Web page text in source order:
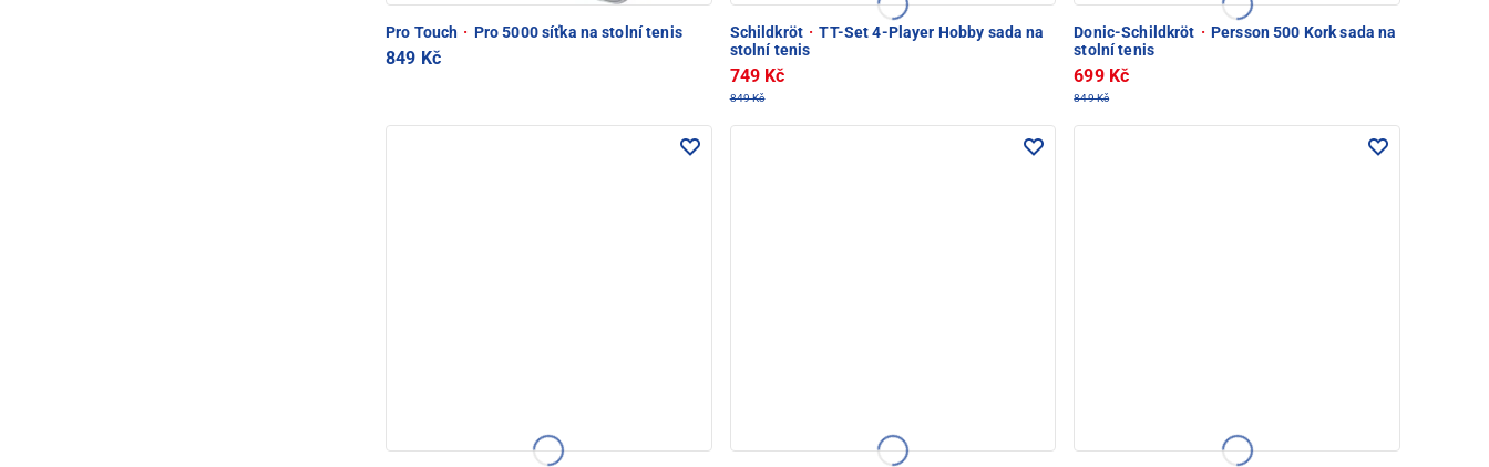
Pro Touch · Pro 5000 síťka na stolní tenis
849 Kč
Schildkröt · TT-Set 4-Player Hobby sada na
stolní tenis
749 Kč
849 Kč
Donic-Schildkröt · Persson 500 Kork sada na
stolní tenis
699 Kč
849 Kč